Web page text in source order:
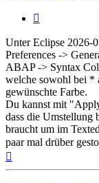
Unter Eclipse 2026-
Preferences ->
ABAP -> Syntax
welche sowohl bei *
gewünschte Farbe.
Du kannst mit
dass die Umstellung
braucht um im
paar mal drüber